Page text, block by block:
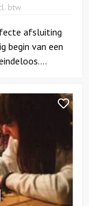
btw
afsluiting
begin van een